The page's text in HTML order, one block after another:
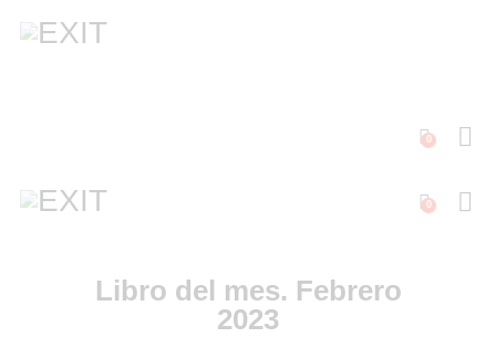
0
0
Libro del mes. Febrero
2023